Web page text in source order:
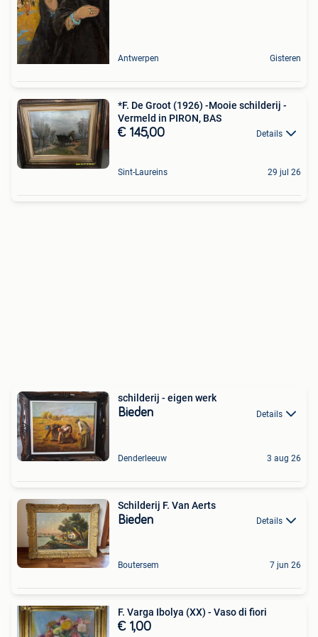
Antwerpen Gisteren
*F. De Groot (1926) -Mooie schilderij -
Vermeld in PIRON, BAS
€ 145,00 Details
Sint-Laureins 29 jul 26
schilderij - eigen werk
Bieden Details
Denderleeuw 3 aug 26
Schilderij F. Van Aerts
Bieden Details
Boutersem 7 jun 26
F. Varga Ibolya (XX) - Vaso di fiori
€ 1,00